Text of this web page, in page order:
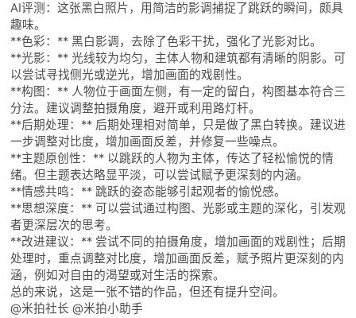
AI评测：这张黑白照片，用简洁的影调捕捉了跳跃的瞬间，颇具
趣味。
**色彩：** 黑白影调，去除了色彩干扰，强化了光影对比。
**光影：** 光线较为均匀，主体人物和建筑都有清晰的阴影。可
以尝试寻找侧光或逆光，增加画面的戏剧性。
**构图：** 人物位于画面左侧，有一定的留白，构图基本符合三
分法。建议调整拍摄角度，避开或利用路灯杆。
**后期处理：** 后期处理相对简单，只是做了黑白转换。建议进
一步调整对比度，增加画面反差，并修复一些噪点。
**主题原创性：** 以跳跃的人物为主体，传达了轻松愉悦的情
绪。但主题表达略显平淡，可以尝试赋予更深刻的内涵。
**情感共鸣：** 跳跃的姿态能够引起观者的愉悦感。
**思想深度：** 可以尝试通过构图、光影或主题的深化，引发观
者更深层次的思考。
**改进建议：** 尝试不同的拍摄角度，增加画面的戏剧性；后期
处理时，重点调整对比度，增加画面反差，赋予照片更深刻的内
涵，例如对自由的渴望或对生活的探索。
总的来说，这是一张不错的作品，但还有提升空间。
@米拍社长 @米拍小助手